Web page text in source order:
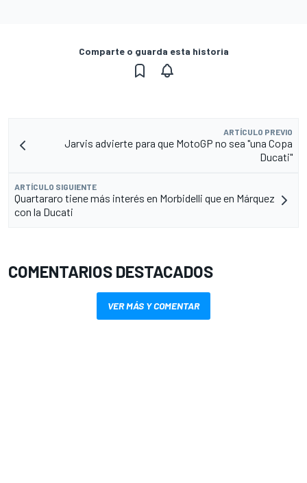
Comparte o guarda esta historia
ARTÍCULO PREVIO
Jarvis advierte para que MotoGP no sea "una Copa
Ducati"
ARTÍCULO SIGUIENTE
Quartararo tiene más interés en Morbidelli que en Márquez
con la Ducati
COMENTARIOS DESTACADOS
VER MÁS Y COMENTAR